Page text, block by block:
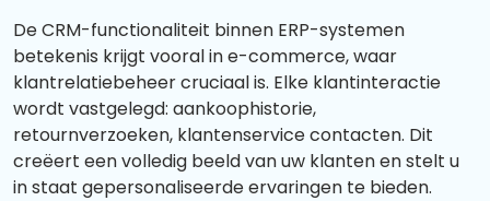
De CRM-functionaliteit binnen ERP-systemen
betekenis krijgt vooral in e-commerce, waar
klantrelatiebeheer cruciaal is. Elke klantinteractie
wordt vastgelegd: aankoophistorie,
retournverzoeken, klantenservice contacten. Dit
creëert een volledig beeld van uw klanten en stelt u
in staat gepersonaliseerde ervaringen te bieden.